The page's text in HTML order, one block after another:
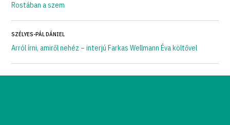
Rostában a szem
SZÉLYES-PÁL DÁNIEL
Arról írni, amiről nehéz – interjú Farkas Wellmann Éva költővel